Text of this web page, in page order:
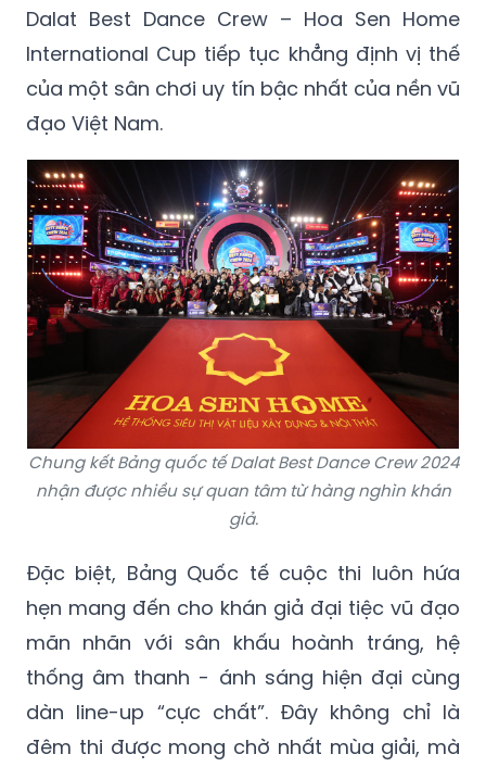
Dalat Best Dance Crew – Hoa Sen Home
International Cup tiếp tục khẳng định vị thế
của một sân chơi uy tín bậc nhất của nền vũ
đạo Việt Nam.
Chung kết Bảng quốc tế Dalat Best Dance Crew 2024
nhận được nhiều sự quan tâm từ hàng nghìn khán
giả.
Đặc biệt, Bảng Quốc tế cuộc thi luôn hứa
hẹn mang đến cho khán giả đại tiệc vũ đạo
mãn nhãn với sân khấu hoành tráng, hệ
thống âm thanh - ánh sáng hiện đại cùng
dàn line-up “cực chất”. Đây không chỉ là
đêm thi được mong chờ nhất mùa giải, mà